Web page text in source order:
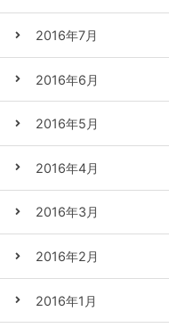
2016年7月
2016年6月
2016年5月
2016年4月
2016年3月
2016年2月
2016年1月